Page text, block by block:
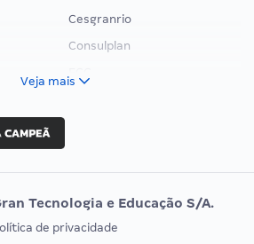
Cesgranrio
Consulplan
Vunesp
EXAME DE ORDEM
Veja mais
Tecnologia e Educação S/A.
de privacidade